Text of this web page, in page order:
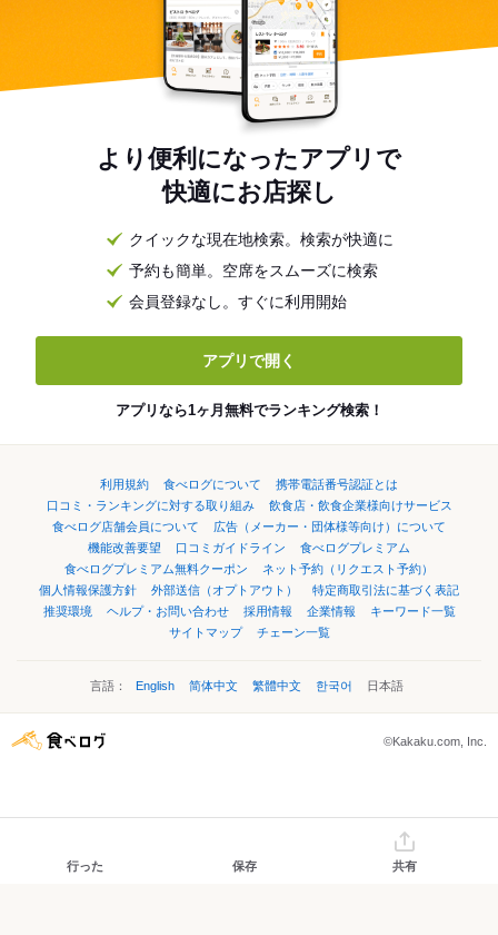
より便利になったアプリで
快適にお店探し
クイックな現在地検索。検索が快適に
予約も簡単。空席をスムーズに検索
会員登録なし。すぐに利用開始
アプリで開く
アプリなら1ヶ月無料でランキング検索！
利用規約 食べログについて
携帯電話番号認証とは
口コミ・ランキングに対する取り組み
飲食店・飲食企業様向けサービス
食べログ店舗会員について
広告（メーカー・団体様等向け）について
機能改善要望
口コミガイドライン
食べログプレミアム
食べログプレミアム無料クーポン
ネット予約（リクエスト予約）
個人情報保護方針
外部送信（オプトアウト）
特定商取引法に基づく表記
推奨環境
ヘルプ・お問い合わせ 採用情報 企業情報
キーワード一覧
サイトマップ
チェーン一覧
言語： English 简体中文 繁體中文 한국어 日本語
©Kakaku.com, Inc.
行った 保存 共有